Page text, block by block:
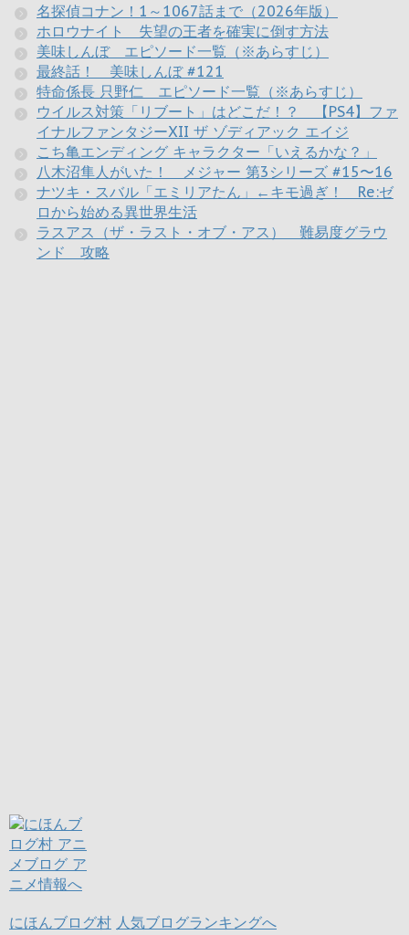
名探偵コナン！1～1067話まで（2026年版）
ホロウナイト 失望の王者を確実に倒す方法
美味しんぼ エピソード一覧（※あらすじ）
最終話！ 美味しんぼ #121
特命係長 只野仁 エピソード一覧（※あらすじ）
ウイルス対策「リブート」はどこだ！？ 【PS4】ファ
イナルファンタジーXII ザ ゾディアック エイジ
こち亀エンディング キャラクター「いえるかな？」
八木沼隼人がいた！ メジャー 第3シリーズ #15〜16
ナツキ・スバル「エミリアたん」←キモ過ぎ！ Re:ゼ
ロから始める異世界生活
ラスアス（ザ・ラスト・オブ・アス） 難易度グラウ
ンド 攻略
にほんブログ村 人気ブログランキングへ